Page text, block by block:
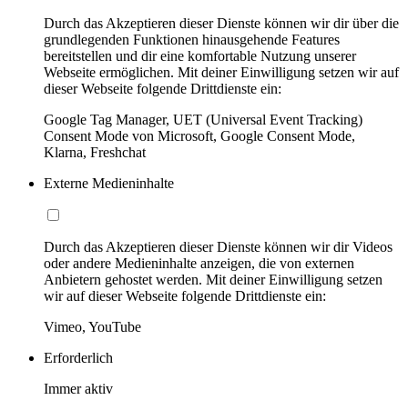
Durch das Akzeptieren dieser Dienste können wir dir über die
grundlegenden Funktionen hinausgehende Features
bereitstellen und dir eine komfortable Nutzung unserer
Webseite ermöglichen. Mit deiner Einwilligung setzen wir auf
dieser Webseite folgende Drittdienste ein:
Google Tag Manager, UET (Universal Event Tracking)
Consent Mode von Microsoft, Google Consent Mode,
Klarna, Freshchat
Externe Medieninhalte
Durch das Akzeptieren dieser Dienste können wir dir Videos
oder andere Medieninhalte anzeigen, die von externen
Anbietern gehostet werden. Mit deiner Einwilligung setzen
wir auf dieser Webseite folgende Drittdienste ein:
Vimeo, YouTube
Erforderlich
Immer aktiv